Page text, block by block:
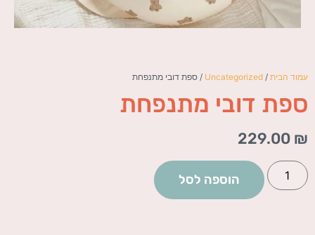
עמוד הבית /
Uncategorized / ספת דובי מתנפחת
ספת דובי מתנפחת
229.00 ₪
הוספה לסל